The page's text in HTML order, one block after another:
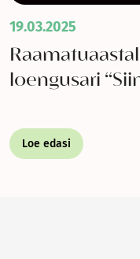
19.03.2025
loengusari
Loe edasi